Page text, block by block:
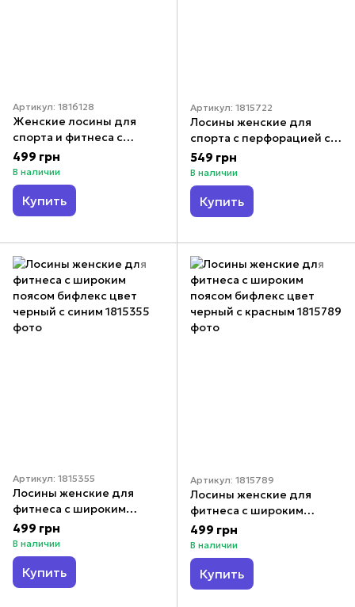
Артикул: 1816128
Женские лосины для
спорта и фитнеса с
утяжкой бифлекс цвет
черный с синей полосой
499 грн
В наличии
Купить
Артикул: 1815722
Лосины женские для
спорта с перфорацией с
высокой посадкой
бифлекс цвет черный с
синей и розовой полосой
549 грн
В наличии
Купить
Артикул: 1815355
Лосины женские для
фитнеса с широким
поясом бифлекс цвет
черный с синим
499 грн
В наличии
Купить
Артикул: 1815789
Лосины женские для
фитнеса с широким
поясом бифлекс цвет
черный с красным
499 грн
В наличии
Купить